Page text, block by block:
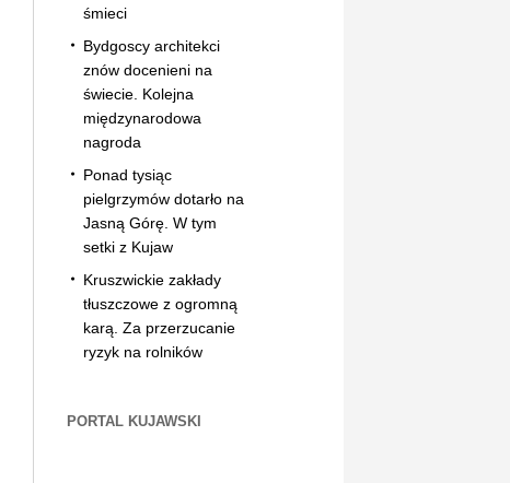
śmieci
Bydgoscy architekci
znów docenieni na
świecie. Kolejna
międzynarodowa
nagroda
Ponad tysiąc
pielgrzymów dotarło na
Jasną Górę. W tym
setki z Kujaw
Kruszwickie zakłady
tłuszczowe z ogromną
karą. Za przerzucanie
ryzyk na rolników
PORTAL KUJAWSKI